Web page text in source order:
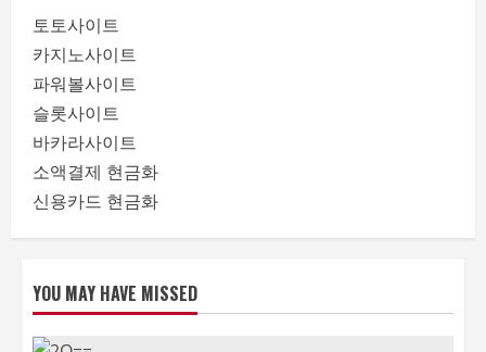
토토사이트
카지노사이트
파워볼사이트
슬롯사이트
바카라사이트
소액결제 현금화
신용카드 현금화
YOU MAY HAVE MISSED